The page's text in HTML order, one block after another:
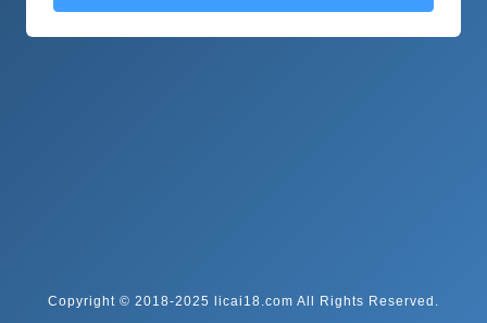
Copyright © 2018-2025 licai18.com All Rights Reserved.